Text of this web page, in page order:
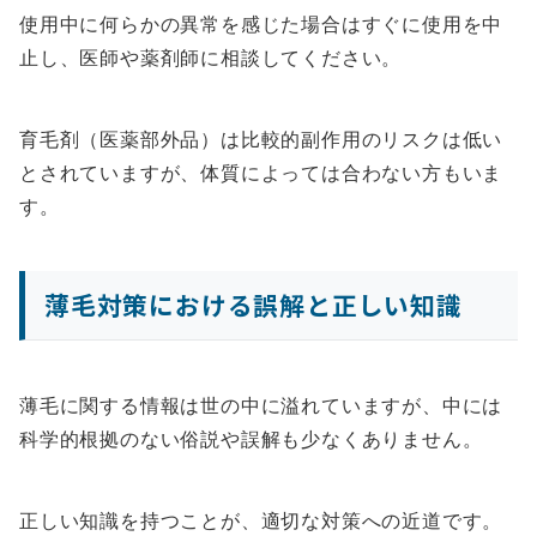
使用中に何らかの異常を感じた場合はすぐに使用を中
止し、医師や薬剤師に相談してください。
育毛剤（医薬部外品）は比較的副作用のリスクは低い
とされていますが、体質によっては合わない方もいま
す。
薄毛対策における誤解と正しい知識
薄毛に関する情報は世の中に溢れていますが、中には
科学的根拠のない俗説や誤解も少なくありません。
正しい知識を持つことが、適切な対策への近道です。